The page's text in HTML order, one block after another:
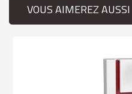
VOUS AIMEREZ AUSSI